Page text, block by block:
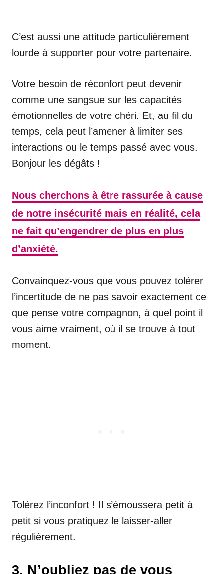
C’est aussi une attitude particulièrement
lourde à supporter pour votre partenaire.
Votre besoin de réconfort peut devenir
comme une sangsue sur les capacités
émotionnelles de votre chéri. Et, au fil du
temps, cela peut l’amener à limiter ses
interactions ou le temps passé avec vous.
Bonjour les dégâts !
Nous cherchons à être rassurée à cause
de notre insécurité mais en réalité, cela
ne fait qu’engendrer de plus en plus
d’anxiété.
Convainquez-vous que vous pouvez tolérer
l’incertitude de ne pas savoir exactement ce
que pense votre compagnon, à quel point il
vous aime vraiment, où il se trouve à tout
moment.
Tolérez l’inconfort ! Il s’émoussera petit à
petit si vous pratiquez le laisser-aller
régulièrement.
3. N’oubliez pas de vous